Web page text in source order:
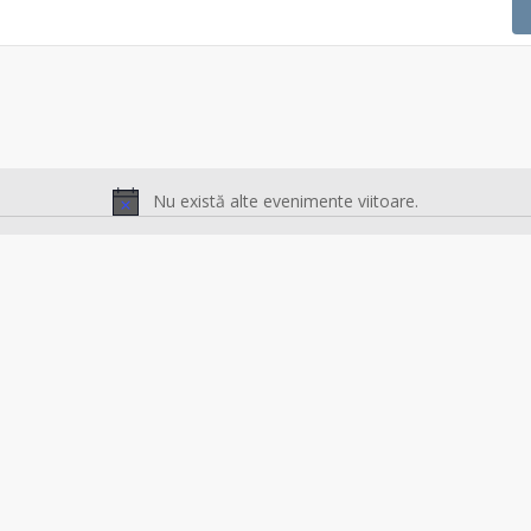
Notificare
Nu există alte evenimente viitoare.